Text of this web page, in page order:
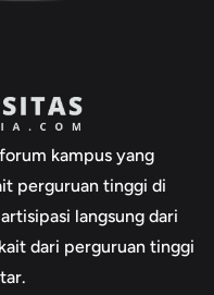
kampus yang
perguruan tinggi di
langsung dari
dari perguruan tinggi